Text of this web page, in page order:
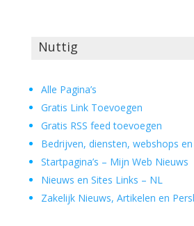
Nuttig
Alle Pagina’s
Gratis Link Toevoegen
Gratis RSS feed toevoegen
Bedrijven, diensten, webshops
Startpagina’s – Mijn Web Nieuws
Nieuws en Sites Links – NL
Zakelijk Nieuws, Artikelen en